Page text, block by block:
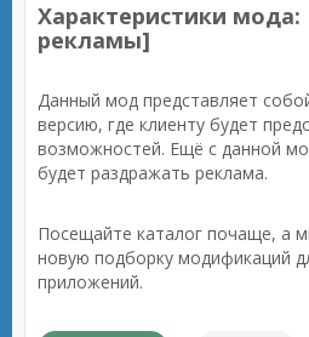
Характеристики мода:
рекламы]
Данный мод представляет
версию, где клиенту будет
возможностей. Ещё с данной
будет раздражать реклама.
Посещайте каталог почаще, а
новую подборку модификаций
приложений.